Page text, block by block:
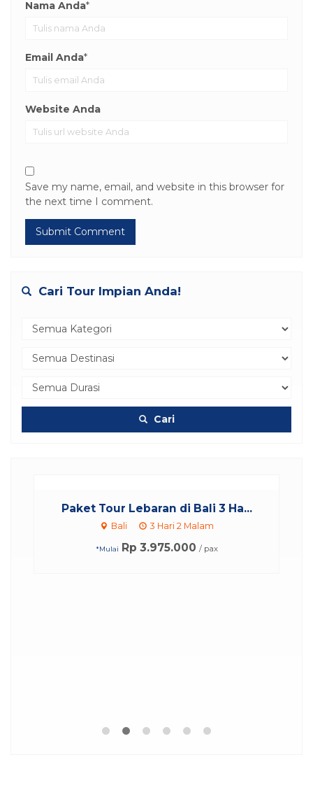
Nama Anda*
Email Anda*
Website Anda
Save my name, email, and website in this browser for
the next time I comment.
Cari Tour Impian Anda!
Cari
Paket Tour Lebaran di Bali 3 Ha...
Bali 3 Hari 2 Malam
*Mulai Rp 3.975.000 / pax